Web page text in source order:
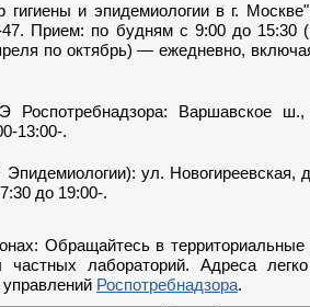
и эпидемиологии в г.
47. Прием: по будням с 9:00 до 15:30
по октябрь) — ежедневно,
Роспотребнадзора: Варшавское
13:00-.
ул. Новогиреевская,
до 19:00-.
Обращайтесь в
лабораторий. Адреса
Роспотребнадзора.